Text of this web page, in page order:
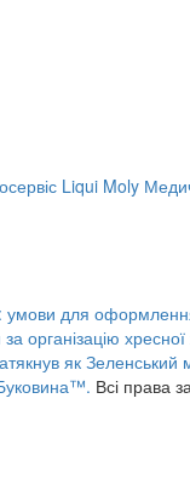
Liqui Moly
умови для
організацію
як Зеленський
Всі права